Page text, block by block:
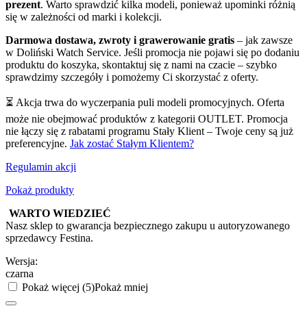
prezent. Warto sprawdzić kilka modeli, ponieważ upominki różnią
się w zależności od marki i kolekcji.
Darmowa dostawa, zwroty i grawerowanie gratis – jak zawsze
w Doliński Watch Service. Jeśli promocja nie pojawi się po dodaniu
produktu do koszyka, skontaktuj się z nami na czacie – szybko
sprawdzimy szczegóły i pomożemy Ci skorzystać z oferty.
⏳ Akcja trwa do wyczerpania puli modeli promocyjnych. Oferta
może nie obejmować produktów z kategorii OUTLET. Promocja
nie łączy się z rabatami programu Stały Klient – Twoje ceny są już
preferencyjne. Jak zostać Stałym Klientem?
Regulamin akcji
Pokaż produkty
WARTO WIEDZIEĆ
Nasz sklep to gwarancja bezpiecznego zakupu u autoryzowanego
sprzedawcy Festina.
Wersja:
czarna
Pokaż więcej (5)Pokaż mniej